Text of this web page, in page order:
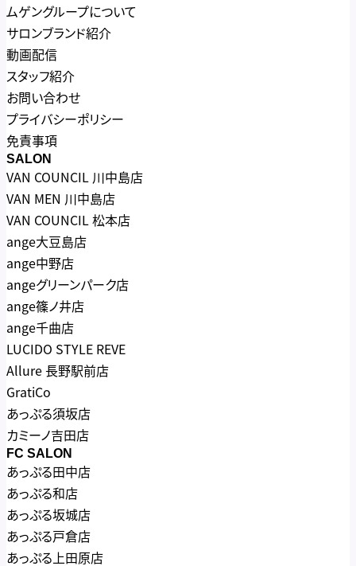
ムゲングループについて
サロンブランド紹介
動画配信
スタッフ紹介
お問い合わせ
プライバシーポリシー
免責事項
SALON
VAN COUNCIL 川中島店
VAN MEN 川中島店
VAN COUNCIL 松本店
ange大豆島店
ange中野店
angeグリーンパーク店
ange篠ノ井店
ange千曲店
LUCIDO STYLE REVE
Allure 長野駅前店
GratiCo
あっぷる須坂店
カミーノ吉田店
FC SALON
あっぷる田中店
あっぷる和店
あっぷる坂城店
あっぷる戸倉店
あっぷる上田原店